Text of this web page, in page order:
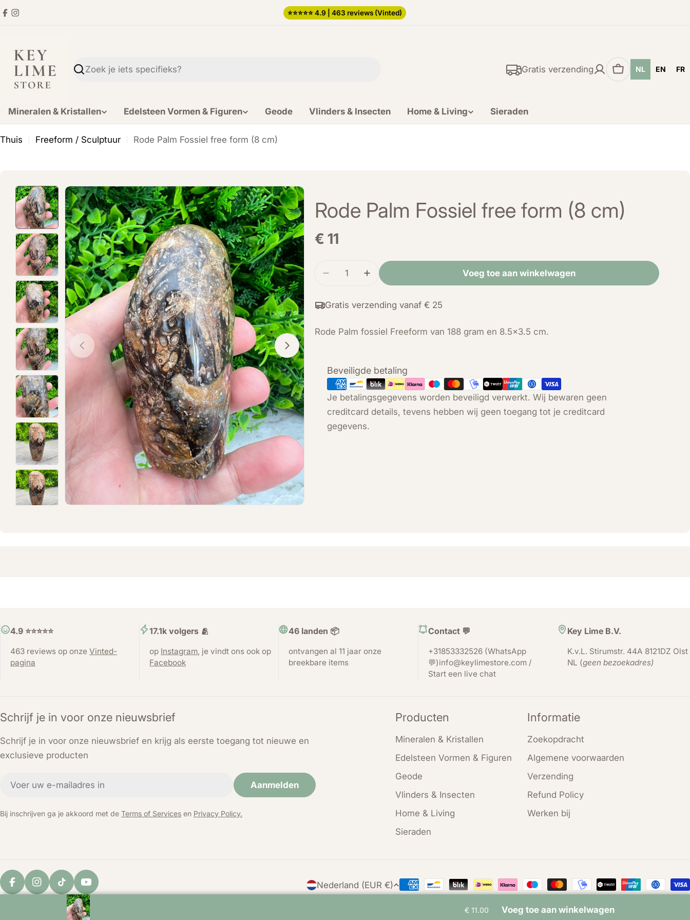
Ga
inhoud
Facebook
Instagram
⭐️⭐️⭐️⭐️⭐️ 4.9 | 463 reviews (Vinted)
Zoekopdracht
Gratis verzending
Winkelwagen
NL EN FR
Mineralen & Kristallen Edelsteen Vormen & Figuren Geode Vlinders & Insecten Home & Living Sieraden
Thuis Freeform / Sculptuur Rode Palm Fossiel free form (8 cm)
Open media 0 in modal
Rode Palm Fossiel free form (8 cm)
Normale
€ 11
Hoeveelheid
Verminder de hoeveelheid voor Rode Palm Fossiel free form (8 cm)
Verhoog de hoeveelheid voor Rode Palm Fossiel free form (8 cm)
Voeg toe aan winkelwagen
Gratis verzending vanaf € 25
Rode Palm fossiel Freeform van 188 gram en 8.5x3.5 cm.
Beveiligde betaling
Betaalmethoden
Je betalingsgegevens worden beveiligd verwerkt. Wij bewaren geen
creditcard details, tevens hebben wij geen toegang tot je creditcard
gegevens.
4.9 ⭐️⭐️⭐️⭐️⭐️
463 reviews op onze Vinted-
pagina
17.1k volgers 🫂
op Instagram, je vindt ons ook op
Facebook
46 landen 📦
ontvangen al 11 jaar onze
breekbare items
Contact 💬
+31853332526 (WhatsApp
💬)info@keylimestore.com /
Start een live chat
Key Lime B.V.
K.v.L. Stirumstr. 44A 8121DZ Olst
NL (geen bezoekadres)
Schrijf je in voor onze nieuwsbrief
Schrijf je in voor onze nieuwsbrief en krijg als eerste toegang tot nieuwe en
exclusieve producten
Aanmelden
Bij inschrijven ga je akkoord met de Terms of Services en Privacy Policy.
Producten
Mineralen & Kristallen
Edelsteen Vormen & Figuren
Geode
Vlinders & Insecten
Home & Living
Sieraden
Informatie
Zoekopdracht
Algemene voorwaarden
Verzending
Refund Policy
Werken bij
L
Nederland (EUR €) Betaalmethoden
FacebookInstagram
TikTokYouTube
KEY LIME STORE
€ 11.00 Voeg toe aan winkelwagen